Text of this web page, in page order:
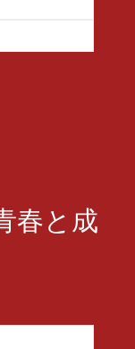
春と成